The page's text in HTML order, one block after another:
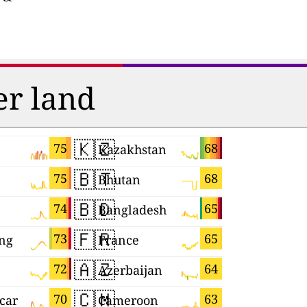
land
75
75
74
73
72
70
🇰🇿 68
Kazakhstan
🇧🇹 68
Bhutan
🇧🇩 65
Bangladesh
🇫🇷 65
France
🇦🇿 64
Azerbaijan
🇨🇲 63
Cameroon